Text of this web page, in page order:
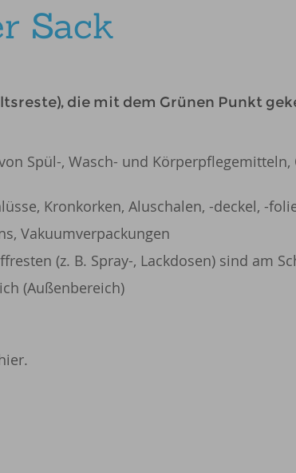
Sack
die mit dem Grünen Punkt
Spül-, Wasch- und
Kronkorken, Aluschalen, -deckel, -
Vakuumverpackungen
(z. B. Spray-, Lackdosen) sind am
(Außenbereich)